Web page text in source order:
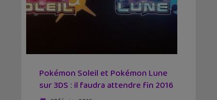
Pokémon Soleil et Pokémon Lune
sur 3DS : il faudra attendre fin 2016